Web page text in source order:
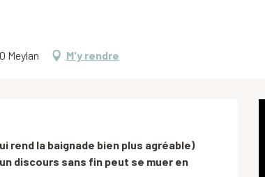
Meylan
M'y rendre
rend la baignade bien plus agréable)
discours sans fin peut se muer en